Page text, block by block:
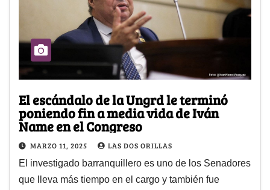
El escándalo de la Ungrd le terminó
poniendo fin a media vida de Iván
Name en el Congreso
MARZO 11, 2025 LAS DOS ORILLAS
El investigado barranquillero es uno de los Senadores
que lleva más tiempo en el cargo y también fue